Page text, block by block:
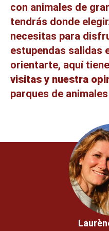
con animales de
tendrás donde
necesitas para
estupendas salidas
orientarte, aquí
visitas y nuestra
parques de